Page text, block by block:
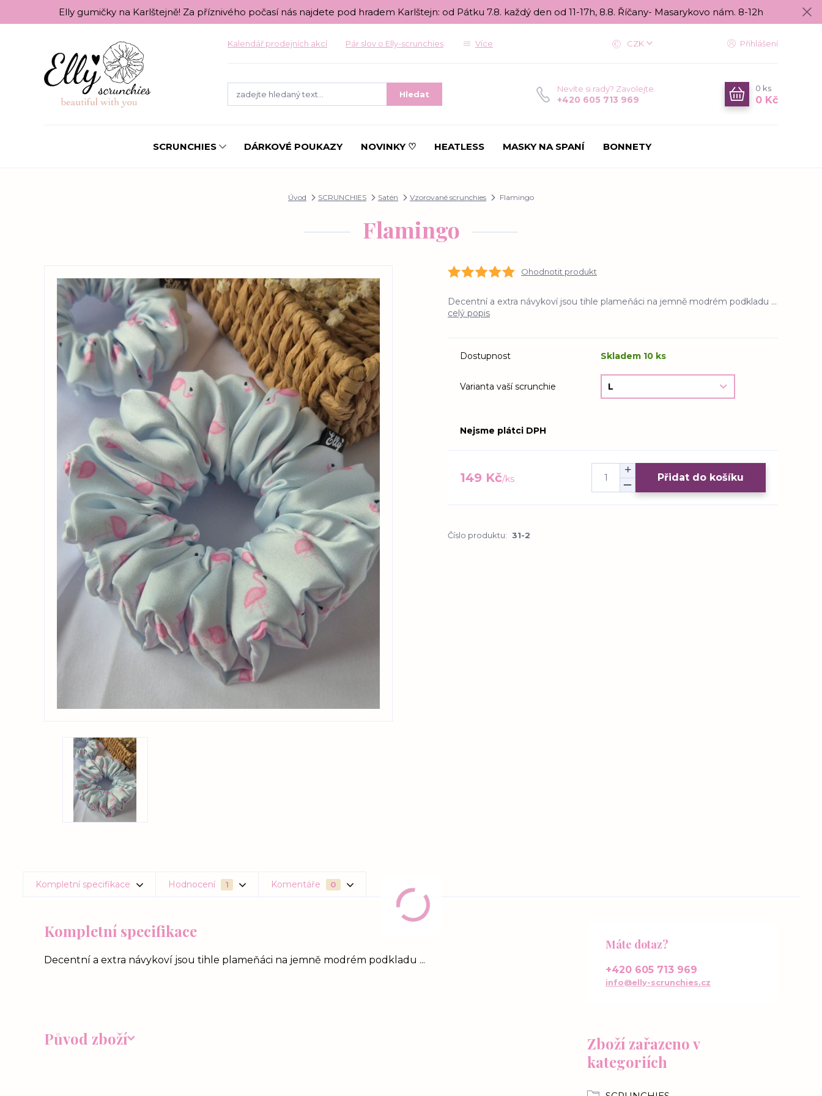
Elly gumičky na Karlštejně! Za příznivého počasí nás najdete pod hradem Karlštejn: od Pátku 7.8. každý den od 11-17h, 8.8. Říčany- Masarykovo nám. 8-12h
Kalendář prodejních akcí Pár slov o Elly-scrunchies Více CZK Přihlášení
Hledat
Nevíte si rady? Zavolejte.
+420 605 713 969
0 ks
0 Kč
SCRUNCHIES DÁRKOVÉ POUKAZY NOVINKY ♡ HEATLESS MASKY NA SPANÍ BONNETY
Úvod SCRUNCHIES Satén Vzorované scrunchies Flamingo
Flamingo
Ohodnotit produkt
Decentní a extra návykoví jsou tihle plameňáci na jemně modrém podkladu ...
celý popis
Dostupnost Skladem 10 ks
Varianta vaší scrunchie
Nejsme plátci DPH
149 Kč/ks Přidat do košíku
Číslo produktu: 31-2
Kompletní specifikace Hodnocení 1 Komentáře 0
Kompletní specifikace
Decentní a extra návykoví jsou tihle plameňáci na jemně modrém podkladu ...
Původ zboží
Zboží zařazeno v
kategoriích
Máte dotaz?
+420 605 713 969
info@elly-scrunchies.cz